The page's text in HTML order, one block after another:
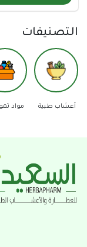
مواد تموينية اجهزة طبية